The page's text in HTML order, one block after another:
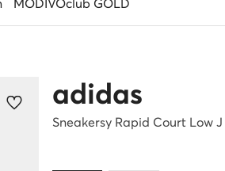
MODIVOclub GOLD
adidas
Sneakersy Rapid Court Low J